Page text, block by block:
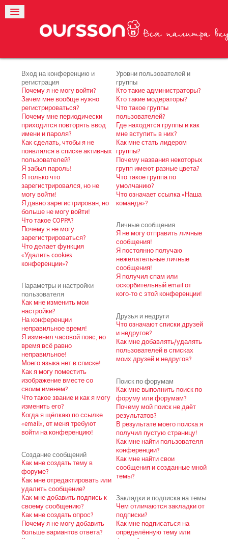
Вход на конференцию и
регистрация
Почему я не могу войти?
Зачем мне вообще нужно
регистрироваться?
Почему мне периодически
приходится повторять ввод
имени и пароля?
Как сделать, чтобы я не
появлялся в списке активных
пользователей?
Я забыл пароль!
Я только что
зарегистрировался, но не
могу войти!
Я давно зарегистрирован, но
больше не могу войти!
Что такое COPPA?
Почему я не могу
зарегистрироваться?
Что делает функция
«Удалить cookies
конференции»?
Параметры и настройки
пользователя
Как мне изменить мои
настройки?
На конференции
неправильное время!
Я изменил часовой пояс, но
время всё равно
неправильное!
Моего языка нет в списке!
Как я могу поместить
изображение вместе со
своим именем?
Что такое звание и как я могу
изменить его?
Когда я щёлкаю по ссылке
«email», от меня требуют
войти на конференцию!
Создание сообщений
Как мне создать тему в
форуме?
Как мне отредактировать или
удалить сообщение?
Как мне добавить подпись к
своему сообщению?
Как мне создать опрос?
Почему я не могу добавить
больше вариантов ответа?
Уровни пользователей и
группы
Кто такие администраторы?
Кто такие модераторы?
Что такое группы
пользователей?
Где находятся группы и как
мне вступить в них?
Как мне стать лидером
группы?
Почему названия некоторых
групп имеют разные цвета?
Что такое группа по
умолчанию?
Что означает ссылка «Наша
команда»?
Личные сообщения
Я не могу отправить личные
сообщения!
Я постоянно получаю
нежелательные личные
сообщения!
Я получил спам или
оскорбительный email от
кого-то с этой конференции!
Друзья и недруги
Что означают списки друзей
и недругов?
Как мне добавлять/удалять
пользователей в списках
моих друзей и недругов?
Поиск по форумам
Как мне выполнить поиск по
форуму или форумам?
Почему мой поиск не даёт
результатов?
В результате моего поиска я
получил пустую страницу!
Как мне найти пользователя
конференции?
Как мне найти свои
сообщения и созданные мной
темы?
Закладки и подписка на темы
Чем отличаются закладки от
подписки?
Как мне подписаться на
определённую тему или